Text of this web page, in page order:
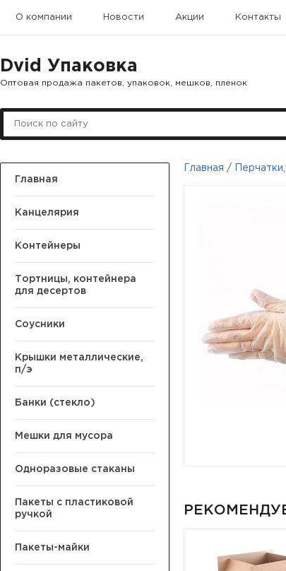
О компании Новости Акции Контакты
Dvid Упаковка
Оптовая продажа пакетов, упаковок, мешков, пленок
Главная
Канцелярия
Контейнеры
Тортницы, контейнера
для десертов
Соусники
Крышки металлические,
п/э
Банки (стекло)
Мешки для мусора
Одноразовые стаканы
Пакеты с пластиковой
ручкой
Пакеты-майки
Главная /